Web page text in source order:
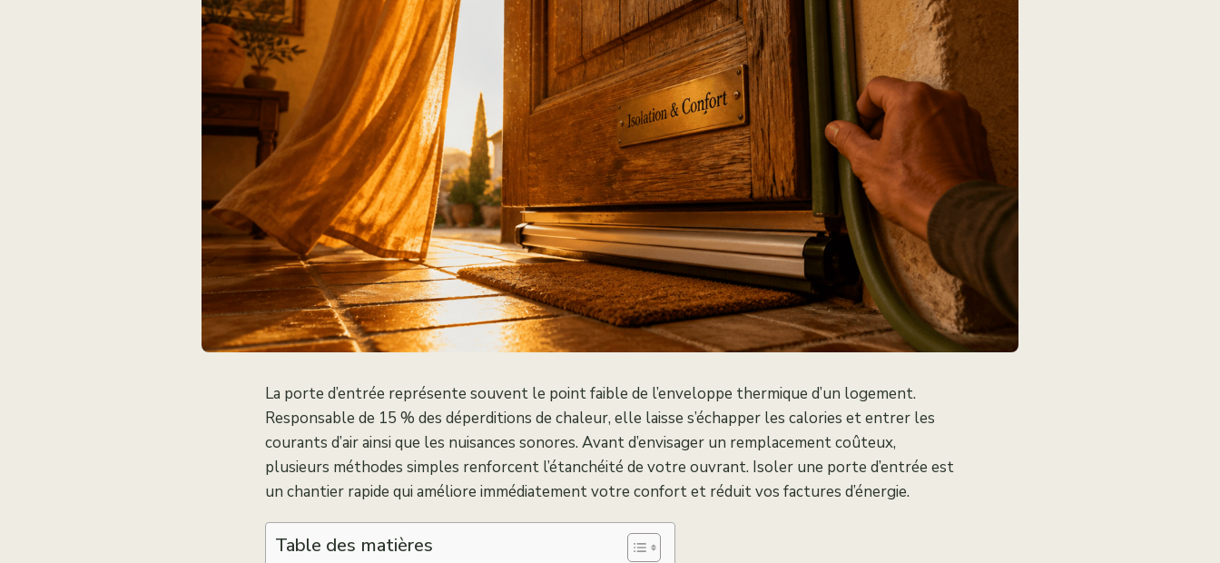
La porte d’entrée représente souvent le point faible de l’enveloppe thermique d’un logement.
Responsable de 15 % des déperditions de chaleur, elle laisse s’échapper les calories et entrer les
courants d’air ainsi que les nuisances sonores. Avant d’envisager un remplacement coûteux,
plusieurs méthodes simples renforcent l’étanchéité de votre ouvrant. Isoler une porte d’entrée est
un chantier rapide qui améliore immédiatement votre confort et réduit vos factures d’énergie.
Table des matières